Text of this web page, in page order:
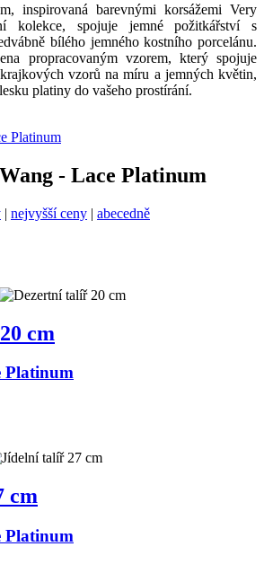
inspirovaná barevnými korsážemi Very
kolekce, spojuje jemné požitkářství s
bílého jemného kostního porcelánu.
propracovaným vzorem, který spojuje
vzorů na míru a jemných květin,
platiny do vašeho prostírání.
Platinum
- Lace Platinum
| nejvyšší ceny | abecedně
cm
Platinum
cm
Platinum